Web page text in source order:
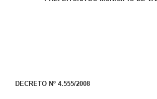
DECRETO Nº 4.555/2008